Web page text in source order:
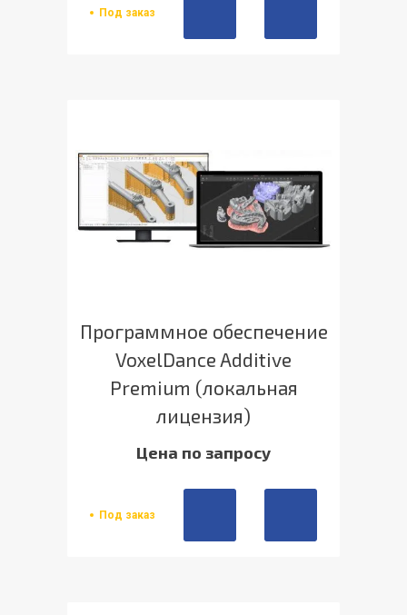
Под заказ
Программное обеспечение
VoxelDance Additive
Premium (локальная
лицензия)
Цена по запросу
Под заказ